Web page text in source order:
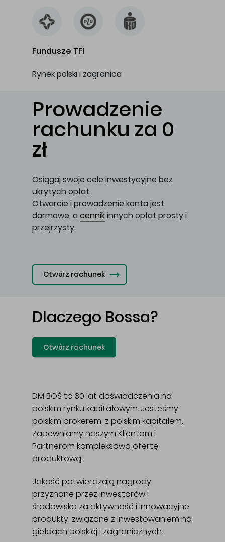
Fundusze TFI
Rynek polski i zagranica
Prowadzenie
rachunku za 0
zł
Osiągaj swoje cele inwestycyjne bez
ukrytych opłat.
Otwarcie i prowadzenie konta jest
darmowe, a cennikinnych opłat prosty i
przejrzysty.
Otwórz rachunek
Dlaczego Bossa?
Otwórz rachunek
DM BOŚ to 30 lat doświadczenia na
polskim rynku kapitałowym. Jesteśmy
polskim brokerem, z polskim kapitałem.
Zapewniamy naszym Klientom i
Partnerom kompleksową ofertę
produktową.
Jakość potwierdzają nagrody
przyznane przez inwestorów i
środowisko za aktywność i innowacyjne
produkty, związane z inwestowaniem na
giełdach polskiej i zagranicznych.